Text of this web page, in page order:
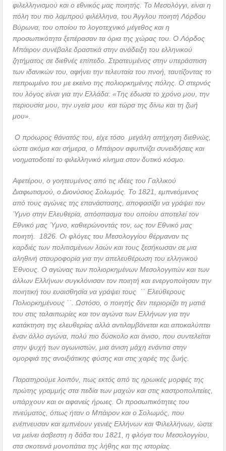
φιλελληνισμού και ο εθνικός μας ποιητής. Το Μεσολόγγι, είναι η
πόλη του πιο λαμπρού φιλέλληνα, του Άγγλου ποιητή Λόρδου
Βύρωνα, του οποίου το λογοτεχνικό μέγεθος και η
προσωπικότητα ξεπέρασαν τα όρια της χώρας του. Ο Λόρδος
Μπάιρον συνέβαλε δραστικά στην ανάδειξη του ελληνικού
ζητήματος σε διεθνές επίπεδο. Στρατευμένος στην υπεράσπιση
των ιδανικών του, αφήνει την τελευταία του πνοή, ταυτίζοντας το
πεπρωμένο του με εκείνο της πολιορκημένης πόλης. Ο στερνός
του λόγος είναι για την Ελλάδα: «Της έδωσα το χρόνο μου, την
περιουσία μου, την υγεία μου και τώρα της δίνω και τη ζωή
μου».
Ο πρόωρος θάνατός του, είχε τόσο μεγάλη απήχηση διεθνώς,
ώστε ακόμα και σήμερα, ο Μπάιρον αφυπνίζει συνειδήσεις και
νοηματοδοτεί το φιλελληνικό κίνημα στον δυτικό κόσμο.
Αφετέρου, ο γοητευμένος από τις ιδέες του Γαλλικού
Διαφωτισμού, ο Διονύσιος Σολωμός. Το 1821, εμπνεόμενος
από τους αγώνες της επανάστασης, αποφασίζει να γράψει τον
Ύμνο στην Ελευθερία, απόσπασμα του οποίου αποτελεί τον
Εθνικό μας Ύμνο, καθιερώνοντάς τον, ως τον Εθνικό μας
ποιητή. 1826. Οι φλόγες του Μεσολογγίου θέρμαναν τις
καρδιές των πολιτισμένων λαών και τους ξεσήκωσαν σε μια
αληθινή σταυροφορία για την απελευθέρωση του ελληνικού
Ἐθνους. Ο αγώνας των πολιορκημένων Μεσολογγιτών και των
άλλων Ελλήνων συγκλόνισαν τον ποιητή και ενεργοποίησαν την
ποιητική του ευαισθησία να γράψει τους ΄΄ Ελεύθερους
Πολιορκημένους ΄΄. Ωστόσο, ο ποιητής δεν περιορίζει τη ματιά
του στις ταλαιπωρίες και τον αγώνα των Ελλήνων για την
κατάκτηση της ελευθερίας αλλά αντιλαμβάνεται και αποκαλύπτει
έναν άλλο αγώνα, πολύ πιο δύσκολο και άνισο, που συντελείται
στην ψυχή των αγωνιστών, μια άνιση μάχη ενάντια στην
ομορφιά της ανοιξιάτικης φύσης και στις χαρές της ζωής.
Παρατηρούμε λοιπόν, πως εκτός από τις ηρωικές μορφές της
πρώτης γραμμής στα πεδία των μαχών και στις καστροπολιτείες,
υπάρχουν και οι αφανείς ήρωες. Οι προσωπικότητες του
πνεύματος, όπως ήταν ο Μπάιρον και ο Σολωμός, που
ενέπνευσαν και εμπνέουν γενιές Ελλήνων και Φιλελλήνων, ώστε
να μείνει άσβεστη η δάδα του 1821, η φλόγα του Μεσολογγίου,
στα σκοτεινά μονοπάτια της λήθης και της ιστορίας.